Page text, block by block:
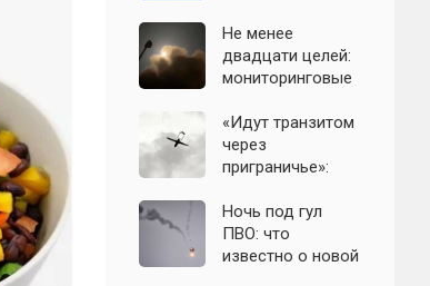
беспилотников
Не менее
двадцати целей:
мониторинговые
сообщили о
группе БПЛА на
подлёте к
«Идут транзитом
через
приграничье»:
точки запуска
дронов ВСУ по
Подмосковью
Ночь под гул
ПВО: что
известно о новой